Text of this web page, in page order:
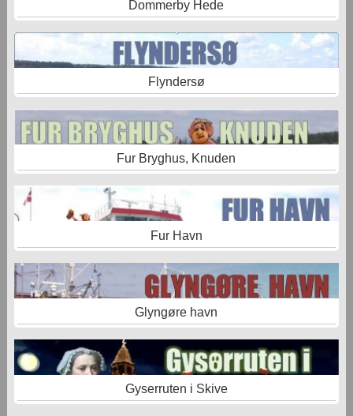
Dommerby Hede
Flyndersø
Fur Bryghus, Knuden
Fur Havn
Glyngøre havn
Gyserruten i Skive